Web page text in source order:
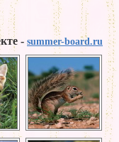
- summer-board.ru